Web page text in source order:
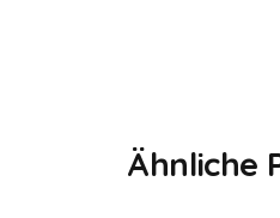
Ähnliche